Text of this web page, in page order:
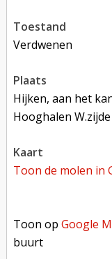
toestand
verdwenen
plaats
Hijken, aan het kanaal N.zijde en de weg naar
Hooghalen W.zijde
kaart
Toon de molen in
Toon opGoogle
buurt